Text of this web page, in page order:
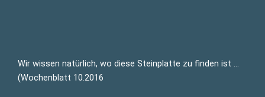
Wir wissen natürlich, wo diese Steinplatte zu finden ist …
(Wochenblatt 10.2016